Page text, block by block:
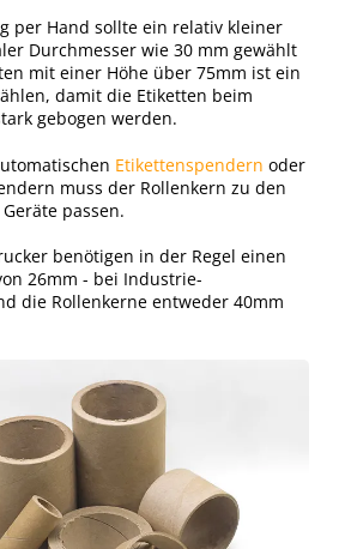
per Hand sollte ein relativ kleiner
Durchmesser wie 30 mm gewählt
mit einer Höhe über 75mm ist ein
damit die Etiketten beim
gebogen werden.
Etikettenspendern oder
muss der Rollenkern zu den
passen.
benötigen in der Regel einen
26mm - bei Industrie-
die Rollenkerne entweder 40mm